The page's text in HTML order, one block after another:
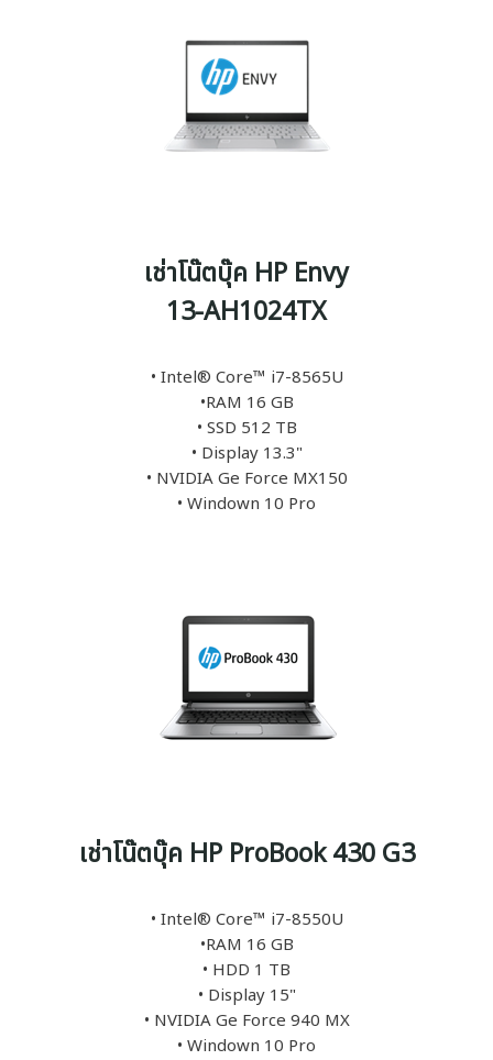
เช่าโน๊ตบุ๊ค HP Envy
13-AH1024TX
• Intel® Core™ i7-8565U
•RAM 16 GB
• SSD 512 TB
• Display 13.3"
• NVIDIA Ge Force MX150
• Windown 10 Pro
เช่าโน๊ตบุ๊ค HP ProBook 430 G3
• Intel® Core™ i7-8550U
•RAM 16 GB
• HDD 1 TB
• Display 15"
• NVIDIA Ge Force 940 MX
• Windown 10 Pro